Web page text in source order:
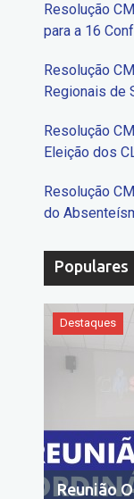
Resolução
para a 16
Resolução
Regionais de
Resolução
Eleição dos
Resolução
do
Populares
Destaques
Reunião